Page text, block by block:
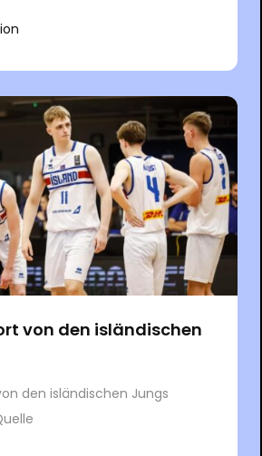
von den isländischen
den isländischen Jungs